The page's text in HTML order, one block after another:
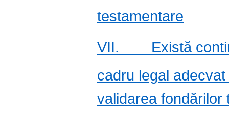
testamentare
VII.
Există
cadru legal
validarea fondărilor